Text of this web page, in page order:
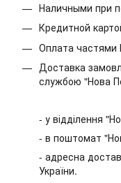
Наличными при
Кредитной
Оплата частями
Доставка
службою "Нова
- у відділення
- в поштомат
- адресна
України.